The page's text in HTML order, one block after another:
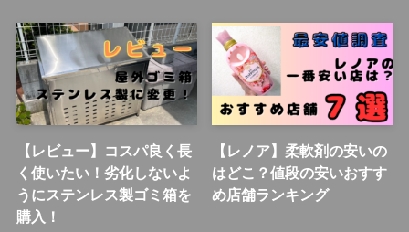
【レビュー】コスパ良く長
く使いたい！劣化しないよ
うにステンレス製ゴミ箱を
購入！
【レノア】柔軟剤の安いの
はどこ？値段の安いおすす
め店舗ランキング